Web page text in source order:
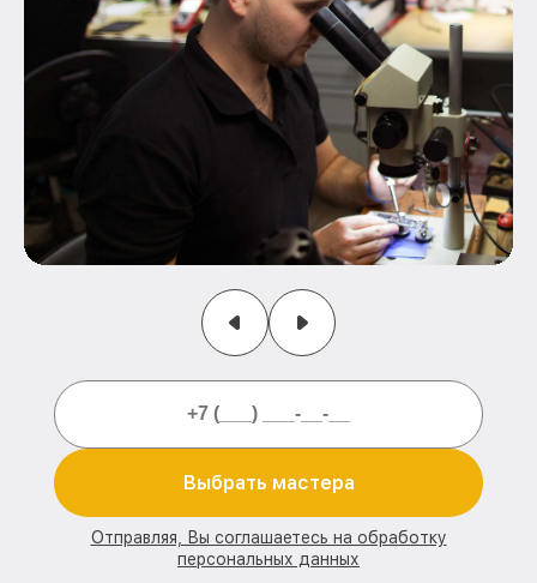
Выбрать мастера
Отправляя, Вы соглашаетесь на обработку
персональных данных